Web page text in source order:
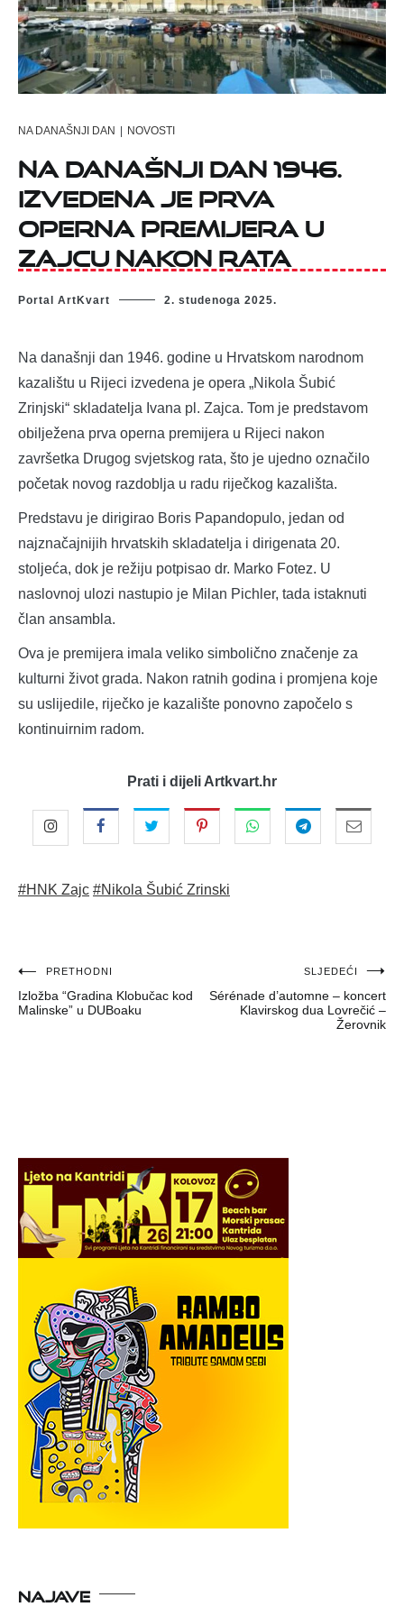
NA DANAŠNJI DAN | NOVOSTI
Na današnji dan 1946.
izvedena je prva
operna premijera u
Zajcu nakon rata
Portal ArtKvart 2. studenoga 2025.
Na današnji dan 1946. godine u Hrvatskom narodnom
kazalištu u Rijeci izvedena je opera „Nikola Šubić
Zrinjski“ skladatelja Ivana pl. Zajca. Tom je predstavom
obilježena prva operna premijera u Rijeci nakon
završetka Drugog svjetskog rata, što je ujedno označilo
početak novog razdoblja u radu riječkog kazališta.
Predstavu je dirigirao Boris Papandopulo, jedan od
najznačajnijih hrvatskih skladatelja i dirigenata 20.
stoljeća, dok je režiju potpisao dr. Marko Fotez. U
naslovnoj ulozi nastupio je Milan Pichler, tada istaknuti
član ansambla.
Ova je premijera imala veliko simbolično značenje za
kulturni život grada. Nakon ratnih godina i promjena koje
su uslijedile, riječko je kazalište ponovno započelo s
kontinuirnim radom.
Prati i dijeli Artkvart.hr
#HNK Zajc #Nikola Šubić Zrinski
Navigacija
objava
PRETHODNI
Izložba “Gradina Klobučac kod
Malinske” u DUBoaku
SLJEDEĆI
Sérénade d’automne – koncert
Klavirskog dua Lovrečić –
Žerovnik
NAJAVE